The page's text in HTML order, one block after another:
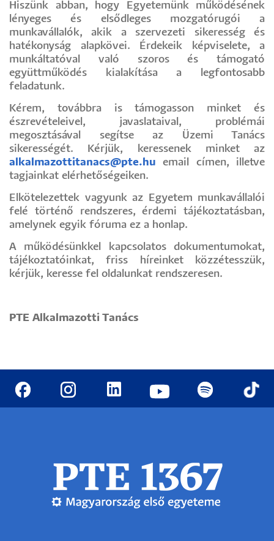
Hiszünk abban, hogy Egyetemünk működésének
lényeges és elsődleges mozgatórugói a
munkavállalók, akik a szervezeti sikeresség és
hatékonyság alapkövei. Érdekeik képviselete, a
munkáltatóval való szoros és támogató
együttműködés kialakítása a legfontosabb
feladatunk.
Kérem, továbbra is támogasson minket és
észrevételeivel, javaslataival, problémái
megosztásával segítse az Üzemi Tanács
sikerességét. Kérjük, keressenek minket az
alkalmazottitanacs@pte.hu email címen, illetve
tagjainkat elérhetőségeiken.
Elkötelezettek vagyunk az Egyetem munkavállalói
felé történő rendszeres, érdemi tájékoztatásban,
amelynek egyik fóruma ez a honlap.
A működésünkkel kapcsolatos dokumentumokat,
tájékoztatóinkat, friss híreinket közzétesszük,
kérjük, keresse fel oldalunkat rendszeresen.
PTE Alkalmazotti Tanács